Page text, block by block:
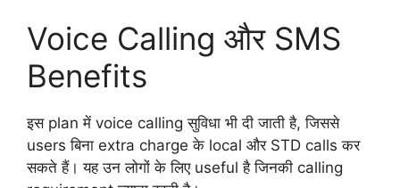
Voice Calling और SMS
Benefits
इस plan में voice calling सुविधा भी दी जाती है, जिससे
users बिना extra charge के local और STD calls कर
सकते हैं। यह उन लोगों के लिए useful है जिनकी calling